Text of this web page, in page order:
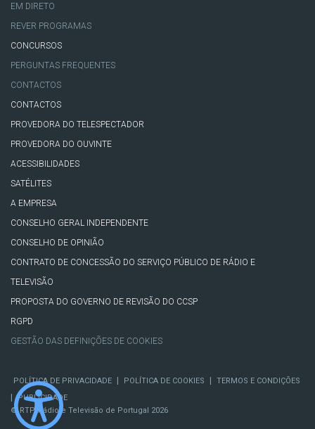
EM DIRETO
REVER PROGRAMAS
CONCURSOS
PERGUNTAS FREQUENTES
CONTACTOS
CONTACTOS
PROVEDORA DO TELESPECTADOR
PROVEDORA DO OUVINTE
ACESSIBILIDADES
SATÉLITES
A EMPRESA
CONSELHO GERAL INDEPENDENTE
CONSELHO DE OPINIÃO
CONTRATO DE CONCESSÃO DO SERVIÇO PÚBLICO DE RÁDIO E
TELEVISÃO
PROPOSTA DO GOVERNO DE REVISÃO DO CCSP
RGPD
GESTÃO DAS DEFINIÇÕES DE COOKIES
POLÍTICA DE PRIVACIDADE | POLÍTICA DE COOKIES | TERMOS E CONDIÇÕES
|
PUBLICIDADE
© RTP, Rádio e Televisão de Portugal 2026